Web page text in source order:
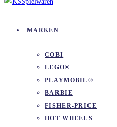
MARKEN
COBI
LEGO®
PLAYMOBIL®
BARBIE
FISHER-PRICE
HOT WHEELS